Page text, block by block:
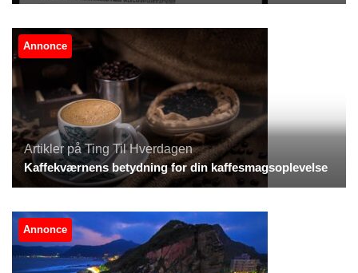
Annonce
Artikler på Ting Til Hverdagen
Kaffekværnens betydning for din kaffesmagsoplevelse
Annonce